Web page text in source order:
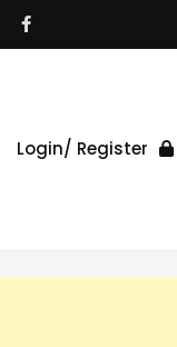
Login/ Register